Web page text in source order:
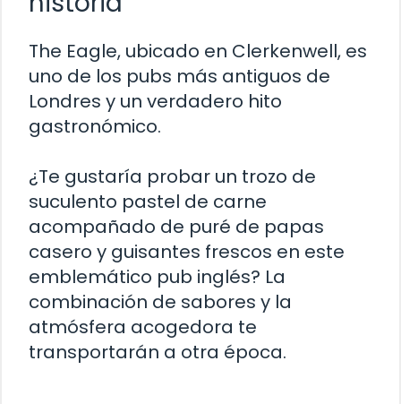
The Eagle, ubicado en Clerkenwell, es
uno de los pubs más antiguos de
Londres y un verdadero hito
gastronómico.
¿Te gustaría probar un trozo de
suculento pastel de carne
acompañado de puré de papas
casero y guisantes frescos en este
emblemático pub inglés? La
combinación de sabores y la
atmósfera acogedora te
transportarán a otra época.